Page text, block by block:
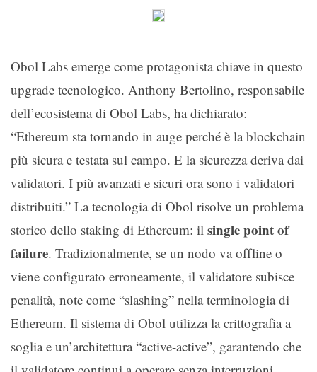
Obol Labs emerge come protagonista chiave in questo
upgrade tecnologico. Anthony Bertolino, responsabile
dell’ecosistema di Obol Labs, ha dichiarato:
“Ethereum sta tornando in auge perché è la blockchain
più sicura e testata sul campo. E la sicurezza deriva dai
validatori. I più avanzati e sicuri ora sono i validatori
distribuiti.” La tecnologia di Obol risolve un problema
storico dello staking di Ethereum: il single point of
failure. Tradizionalmente, se un nodo va offline o
viene configurato erroneamente, il validatore subisce
penalità, note come “slashing” nella terminologia di
Ethereum. Il sistema di Obol utilizza la crittografia a
soglia e un’architettura “active-active”, garantendo che